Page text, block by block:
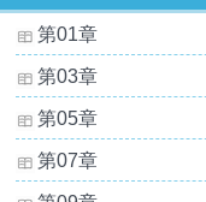
第01章
第03章
第05章
第07章